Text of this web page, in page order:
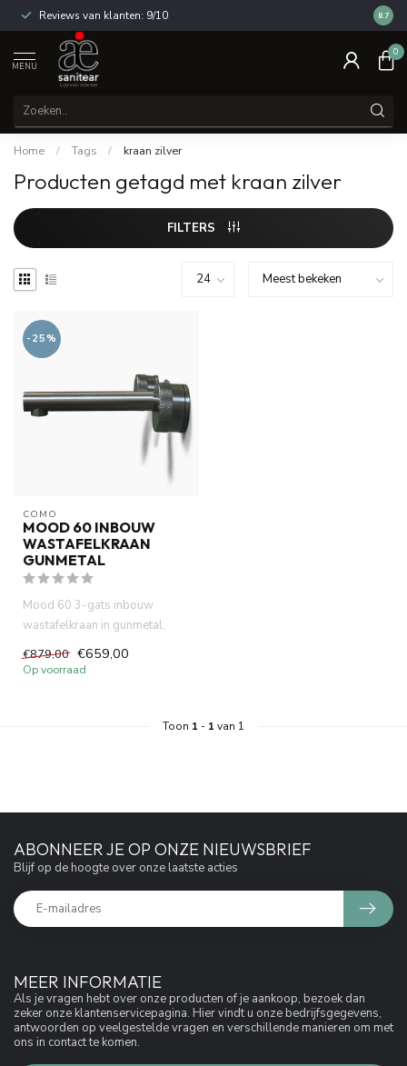
Reviews van klanten: 9/10 14
8.7
MENU
0
Home / Tags / kraan zilver
Producten getagd met kraan zilver
FILTERS
-25%
COMO
MOOD 60 INBOUW
WASTAFELKRAAN
GUNMETAL
Mood 60 3-gats inbouw
wastafelkraan in gunmetal,
vervaardigd uit volledig DZR-
me...
€879,00 €659,00
Op voorraad
Toon 1 - 1 van 1
MEER INFORMATIE
Als je vragen hebt over onze producten of je aankoop, bezoek dan
zeker onze klantenservicepagina. Hier vindt u onze bedrijfsgegevens,
antwoorden op veelgestelde vragen en verschillende manieren om met
ons in contact te komen.
ABONNEER JE OP ONZE NIEUWSBRIEF
Blijf op de hoogte over onze laatste acties